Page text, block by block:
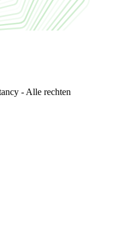
- Alle rechten